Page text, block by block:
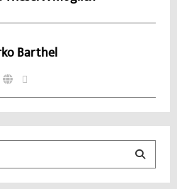
Barthel
S